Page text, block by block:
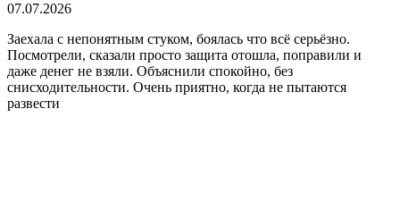
07.07.2026
Заехала с непонятным стуком, боялась что всё серьёзно.
Посмотрели, сказали просто защита отошла, поправили и
даже денег не взяли. Объяснили спокойно, без
снисходительности. Очень приятно, когда не пытаются
развести